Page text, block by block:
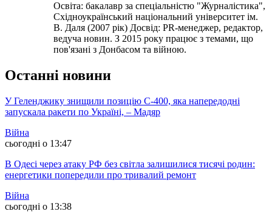
Освіта: бакалавр за спеціальністю "Журналістика",
Східноукраїнський національний університет ім.
В. Даля (2007 рік) Досвід: PR-менеджер, редактор,
ведуча новин. З 2015 року працює з темами, що
пов'язані з Донбасом та війною.
Останні новини
У Геленджику знищили позицію С-400, яка напередодні
запускала ракети по Україні, – Мадяр
Війна
сьогодні о 13:47
В Одесі через атаку РФ без світла залишилися тисячі родин:
енергетики попередили про тривалий ремонт
Війна
сьогодні о 13:38